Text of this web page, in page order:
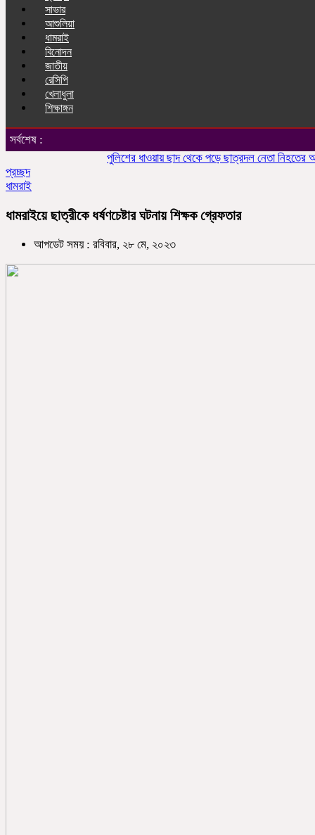
সাভার
আশুলিয়া
ধামরাই
বিনোদন
জাতীয়
রেসিপি
খেলাধুলা
শিক্ষাঙ্গন
সর্বশেষ :
পুলিশের ধাওয়ায় ছাদ থেকে পড়ে ছাত্রদল নেতা নিহতের অভিযোগ
প্রচ্ছদ
ধামরাই
ধামরাইয়ে ছাত্রীকে ধর্ষণচেষ্টার ঘটনায় শিক্ষক গ্রেফতার
আপডেট সময় : রবিবার, ২৮ মে, ২০২৩